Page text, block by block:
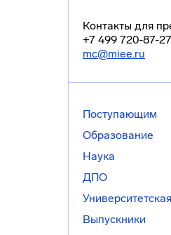
Контакты для
+7 499 720-87-27
mc@miee.ru
Поступающим
Образование
Наука
ДПО
Выпускники